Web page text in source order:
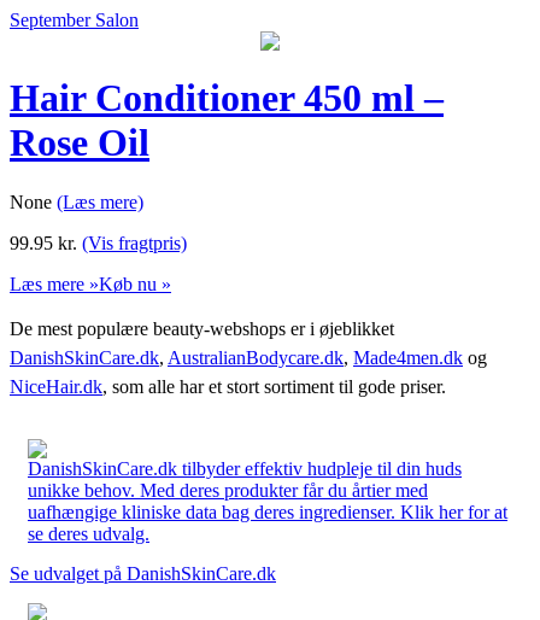
September Salon
Hair Conditioner 450 ml –
Rose Oil
None (Læs mere)
99.95 kr. (Vis fragtpris)
Læs mere »Køb nu »
De mest populære beauty-webshops er i øjeblikket
DanishSkinCare.dk, AustralianBodycare.dk, Made4men.dk og
NiceHair.dk, som alle har et stort sortiment til gode priser.
DanishSkinCare.dk tilbyder effektiv hudpleje til din huds
unikke behov. Med deres produkter får du årtier med
uafhængige kliniske data bag deres ingredienser. Klik her for at
se deres udvalg.
Se udvalget på DanishSkinCare.dk